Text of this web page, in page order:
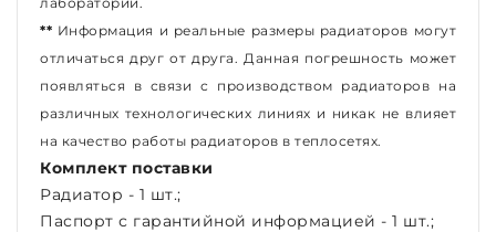
** Информация и реальные размеры радиаторов могут
отличаться друг от друга. Данная погрешность может
появляться в связи с производством радиаторов на
различных технологических линиях и никак не влияет
на качество работы радиаторов в теплосетях.
Комплект поставки
Радиатор - 1 шт.;
Паспорт с гарантийной информацией - 1 шт.;